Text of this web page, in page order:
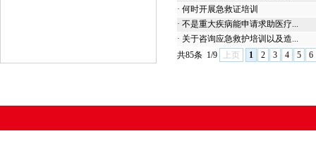
· 何时开展急救证培训
· 不是重大疾病能申请求助医疗...
· 关于咨询应急救护培训以及造...
共85条 1/9 上页 1 2 3 4 5 6